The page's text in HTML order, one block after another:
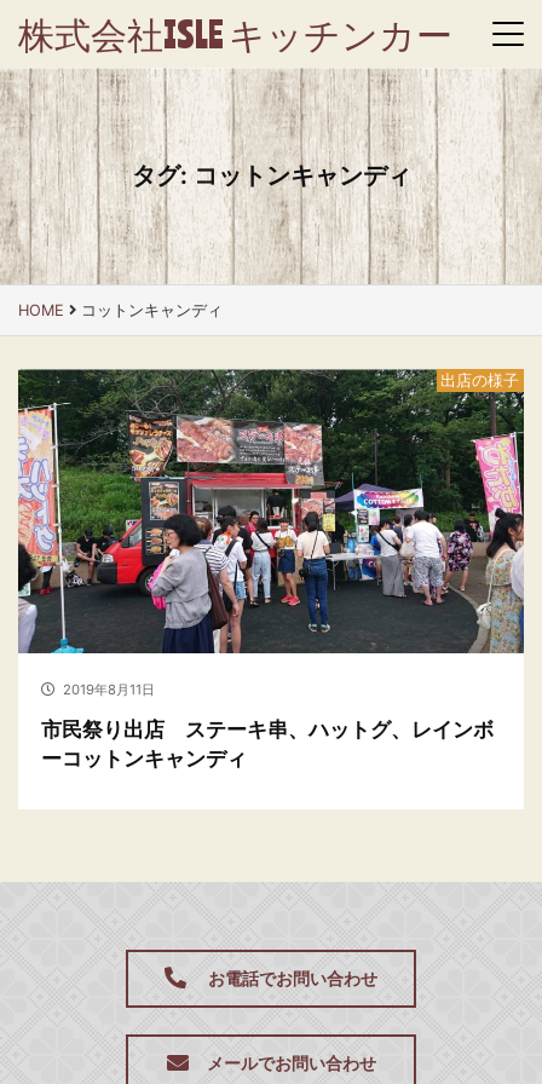
株式会社ISLE キッチンカー
タグ:コットンキャンディ
HOME コットンキャンディ
出店の様子
2019年8月11日
市民祭り出店 ステーキ串、ハットグ、レインボ
ーコットンキャンディ
お電話でお問い合わせ
メールでお問い合わせ